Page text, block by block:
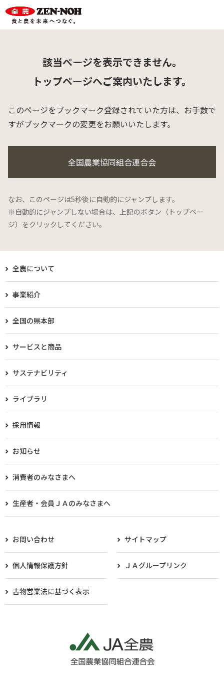
該当ページを表示できません。
トップページへご案内いたします。
このページをブックマーク登録されていた方は、 お手数で
すがブックマークの変更をお願いいたします。
全国農業協同組合連合会
なお、このページは5秒後に自動的にジャンプします。
※自動的にジャンプしない場合は、上記のボタン（トップペー
ジ）をクリックしてください。
全農について
事業紹介
全国の県本部
サービスと商品
サステナビリティ
ライブラリ
採用情報
お知らせ
消費者のみなさまへ
生産者・会員ＪＡのみなさまへ​
お問い合わせ サイトマップ
個人情報保護方針 ＪＡグループリンク
古物営業法に基づく表示